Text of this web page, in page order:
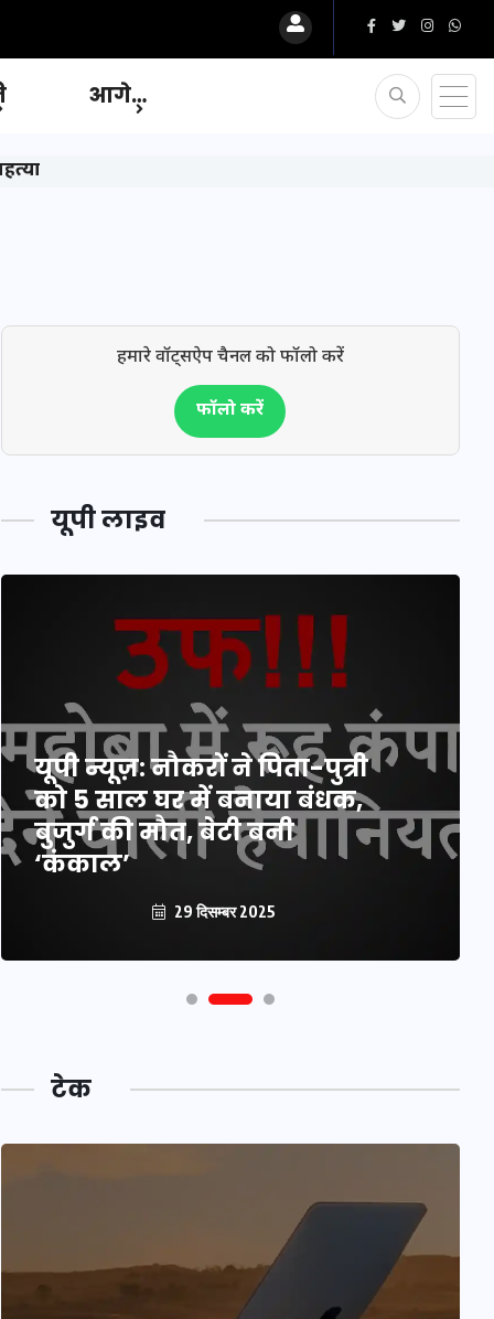
आगे…
हमारे वॉट्सऐप चैनल को फॉलो करें
फॉलो करें
यूपी लाइव
यूपी न्यूज़: नौकरों ने पिता-पुत्री
को 5 साल घर में बनाया बंधक,
बुजुर्ग की मौत, बेटी बनी
‘कंकाल’
29 दिसम्बर 2025
टेक